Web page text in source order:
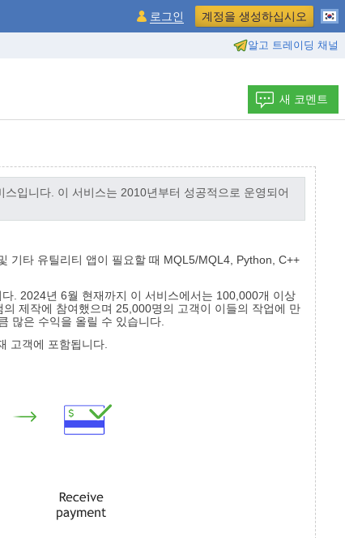
알고 트레이딩 채널
로그인 계정을 생성하십시오
새 코멘트
입니다. 이 서비스는 2010년부터 성공적으로 운영되어
기타 유틸리티 앱이 필요할 때 MQL5/MQL4, Python, C++
. 2024년 6월 현재까지 이 서비스에서는 100,000개 이상
제작에 참여했으며 25,000명의 고객이 이들의 작업에 만
많은 수익을 올릴 수 있습니다.
고객에 포함됩니다.